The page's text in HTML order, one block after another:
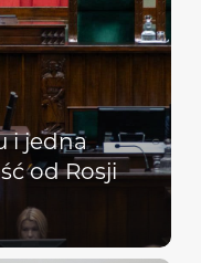
i jedna
od Rosji